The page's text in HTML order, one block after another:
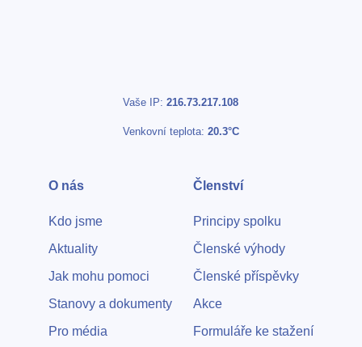
Vaše IP: 216.73.217.108
Venkovní teplota: 20.3°C
O nás
Kdo jsme
Aktuality
Jak mohu pomoci
Stanovy a dokumenty
Pro média
Členství
Principy spolku
Členské výhody
Členské příspěvky
Akce
Formuláře ke stažení